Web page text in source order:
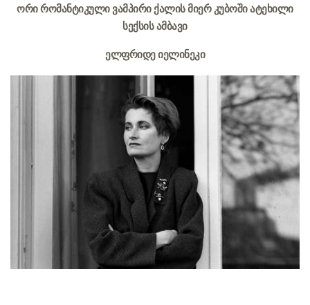
ორი რომანტიკული ვამპირი ქალის მიერ კუბოში ატეხილი
სექსის ამბავი
ელფრიდე იელინეკი